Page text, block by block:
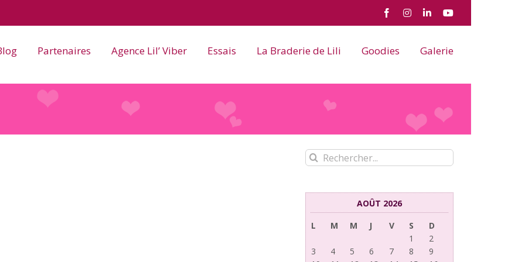
FacebookInstagram
LinkedInYouTube
Partenaires Agence Lil’ Viber Essais La Braderie de Lili Goodies Galerie
Rechercher:
AOÛT 2026
L
M M J V S
D
1
2
3
4 5 6 7 8
9